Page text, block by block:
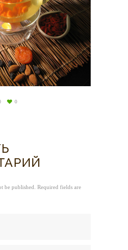
0
be published. Required fields are